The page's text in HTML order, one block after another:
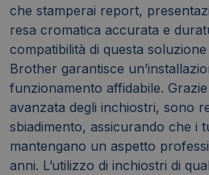
che stamperai report,
resa cromatica accurata e
compatibilità di questa
Brother garantisce
funzionamento affidabile.
avanzata degli inchiostri, sono
sbiadimento, assicurando che i
mantengano un aspetto
anni. L’utilizzo di inchiostri di